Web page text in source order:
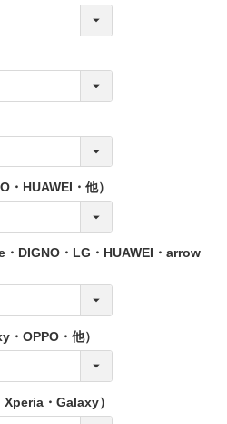
・HUAWEI・他）
DIGNO・LG・HUAWEI・arrow
OPPO・他）
・Galaxy）